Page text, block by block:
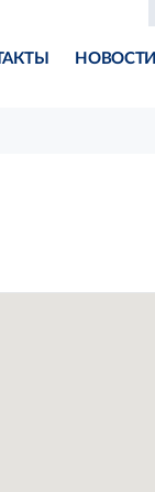
НОВОСТИ